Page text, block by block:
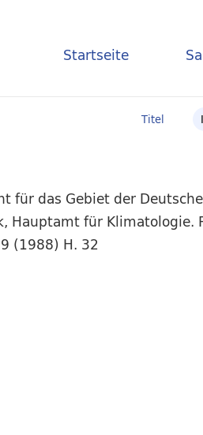
Startseite
Titel
für das Gebiet der
Hauptamt für
(1988) H. 32